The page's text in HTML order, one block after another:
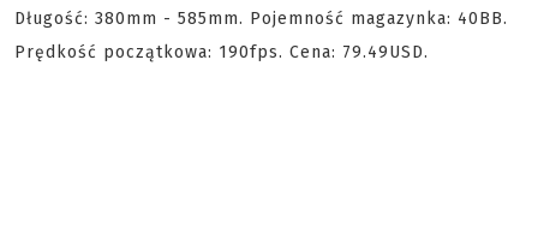
Długość: 380mm - 585mm. Pojemność magazynka: 40BB.
Prędkość początkowa: 190fps. Cena: 79.49USD.